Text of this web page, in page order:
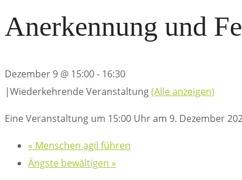
Anerkennung und
Dezember 9 @ 15:00- 16:30
|Wiederkehrende Veranstaltung(Alle anzeigen)
Eine Veranstaltung um 15:00 Uhr am 9. Dezember
« Menschen agil führen
Ängste bewältigen »